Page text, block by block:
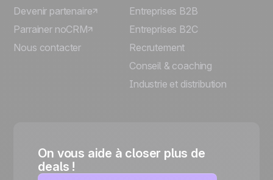
Devenir partenaire
Parrainer noCRM
Nous contacter
Entreprises B2B
Entreprises B2C
Recrutement
Conseil & coaching
Industrie et distribution
On vous aide à closer plus de
deals !